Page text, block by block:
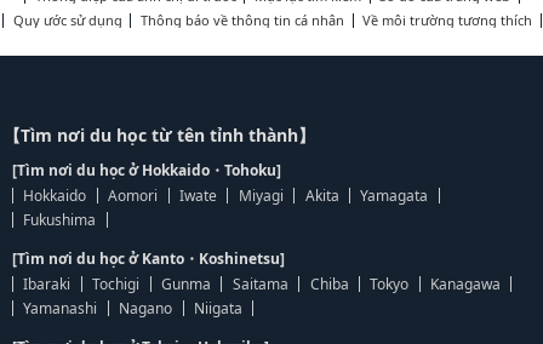
Quy ước sử dụng
Thông báo về thông tin cá nhân Về môi trường tương thích
【Tìm nơi du học từ tên tỉnh thành】
[Tìm nơi du học ở Hokkaido・Tohoku]
Hokkaido
Aomori Iwate Miyagi Akita
Yamagata
Fukushima
[Tìm nơi du học ở Kanto・Koshinetsu]
Ibaraki
Tochigi Gunma Saitama Chiba Tokyo
Kanagawa
Yamanashi
Nagano
Niigata